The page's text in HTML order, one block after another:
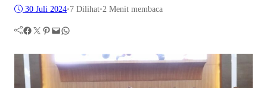
30 Juli 2024•7 Dilihat•2 Menit membaca
Facebook Twitter Pinterest Mail WhatsApp